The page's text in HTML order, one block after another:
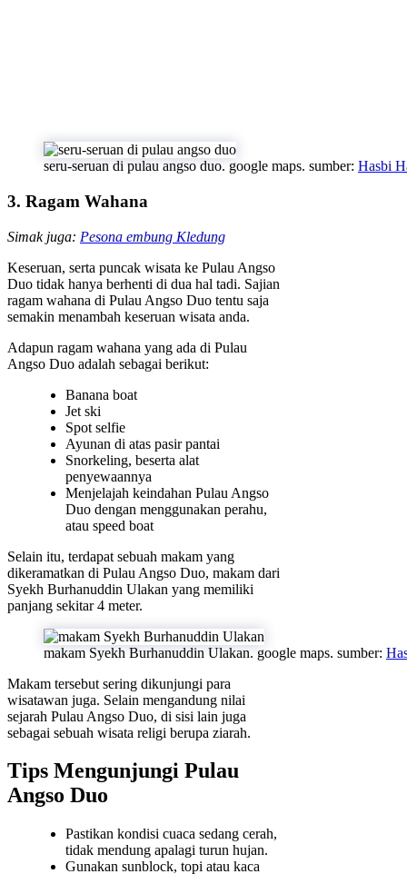
seru-seruan di pulau angso duo. google maps. sumber: Hasbi
3. Ragam Wahana
Simak juga: Pesona embung Kledung
Keseruan, serta puncak wisata ke Pulau Angso
Duo tidak hanya berhenti di dua hal tadi. Sajian
ragam wahana di Pulau Angso Duo tentu saja
semakin menambah keseruan wisata anda.
Adapun ragam wahana yang ada di Pulau
Angso Duo adalah sebagai berikut:
Banana boat
Jet ski
Spot selfie
Ayunan di atas pasir pantai
Snorkeling, beserta alat
penyewaannya
Menjelajah keindahan Pulau Angso
Duo dengan menggunakan perahu,
atau speed boat
Selain itu, terdapat sebuah makam yang
dikeramatkan di Pulau Angso Duo, makam dari
Syekh Burhanuddin Ulakan yang memiliki
panjang sekitar 4 meter.
makam Syekh Burhanuddin Ulakan. google maps. sumber:
Makam tersebut sering dikunjungi para
wisatawan juga. Selain mengandung nilai
sejarah Pulau Angso Duo, di sisi lain juga
sebagai sebuah wisata religi berupa ziarah.
Tips Mengunjungi Pulau
Angso Duo
Pastikan kondisi cuaca sedang cerah,
tidak mendung apalagi turun hujan.
Gunakan sunblock, topi atau kaca